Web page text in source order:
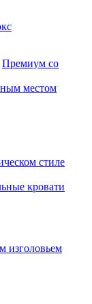
Премиум со
местом
стиле
кровати
изголовьем